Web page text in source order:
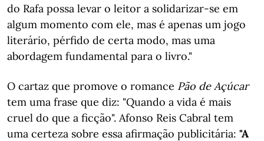
do Rafa possa levar o leitor a solidarizar-se em
algum momento com ele, mas é apenas um jogo
literário, pérfido de certa modo, mas uma
abordagem fundamental para o livro."
O cartaz que promove o romance Pão de Açúcar
tem uma frase que diz: "Quando a vida é mais
cruel do que a ficção". Afonso Reis Cabral tem
uma certeza sobre essa afirmação publicitária: "A